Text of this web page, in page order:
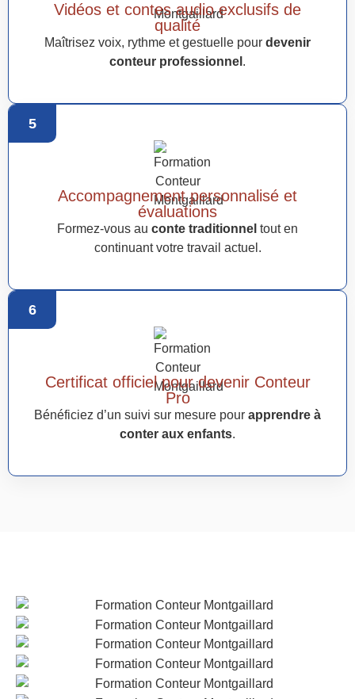
Vidéos et contes audio exclusifs de
qualité
Maîtrisez voix, rythme et gestuelle pour devenir
conteur professionnel .
5
Accompagnement personnalisé et
évaluations
Formez-vous au conte traditionnel tout en
continuant votre travail actuel.
6
Certificat officiel pour devenir Conteur
Pro
Bénéficiez d’un suivi sur mesure pour apprendre à
conter aux enfants.